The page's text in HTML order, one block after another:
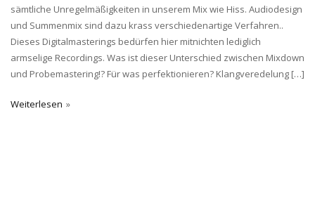
sämtliche Unregelmäßigkeiten in unserem Mix wie Hiss. Audiodesign
und Summenmix sind dazu krass verschiedenartige Verfahren..
Dieses Digitalmasterings bedürfen hier mitnichten lediglich
armselige Recordings. Was ist dieser Unterschied zwischen Mixdown
und Probemastering!? Für was perfektionieren? Klangveredelung […]
Weiterlesen